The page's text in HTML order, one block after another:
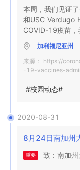
始   逐个阶段逐
签证。需要新签
发由他们在美国
签证确认的学生
随着大流行的发
都可能出现新的
断。
全球商业航班的
见。
OIS知道学生们可
心  网站的  国际
励您与您的学术
员，教职员工和
我们将在线提供
并促进社会参与
世界各地的转学
区的一部分，并
节。
与终身的Trojan
习方式如何或在
的确，加利福尼
14天之内
种企业的室内活
们知道你们中的
因此我们希望将
鉴于校园内持续
生将主要或专门
活动将受到限制
为我们相信我们
员，教职员工和
我们将在线提供
本周，我们见证
和USC Verdugo
COVID-19疫苗
人员接种疫苗。
确保，存储和分
Medicine和大学
不停地工作，以
苗。
这一成就代表了
主持的 工作组将
加利福尼亚州
来源： https://
-19-vaccines-
#校园动态#
2020-08-31
8月24日南加州
重要 致：南加